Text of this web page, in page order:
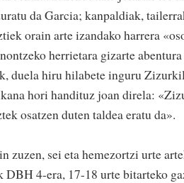
da Garcia; kanpaldiak,
orain arte izandako harrera
herrietara gizarte
duela hiru hilabete inguru
hori handituz joan direla:
osatzen duten taldea eratu da».
zuzen, sei eta hemezortzi urte
DBH 4-era, 17-18 urte bitarteko